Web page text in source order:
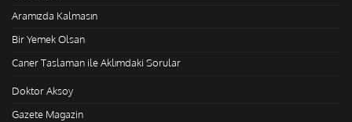
Aramızda Kalmasın
Bir Yemek Olsan
Caner Taslaman ile Aklımdaki Sorular
Doktor Aksoy
Gazete Magazin